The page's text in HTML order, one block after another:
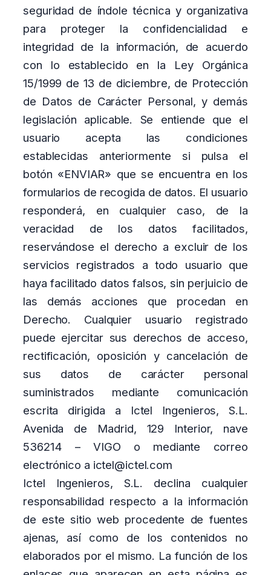
seguridad de índole técnica y organizativa
para proteger la confidencialidad e
integridad de la información, de acuerdo
con lo establecido en la Ley Orgánica
15/1999 de 13 de diciembre, de Protección
de Datos de Carácter Personal, y demás
legislación aplicable. Se entiende que el
usuario acepta las condiciones
establecidas anteriormente si pulsa el
botón «ENVIAR» que se encuentra en los
formularios de recogida de datos. El usuario
responderá, en cualquier caso, de la
veracidad de los datos facilitados,
reservándose el derecho a excluir de los
servicios registrados a todo usuario que
haya facilitado datos falsos, sin perjuicio de
las demás acciones que procedan en
Derecho. Cualquier usuario registrado
puede ejercitar sus derechos de acceso,
rectificación, oposición y cancelación de
sus datos de carácter personal
suministrados mediante comunicación
escrita dirigida a Ictel Ingenieros, S.L.
Avenida de Madrid, 129 Interior, nave
536214 – VIGO o mediante correo
electrónico a ictel@ictel.com
Ictel Ingenieros, S.L. declina cualquier
responsabilidad respecto a la información
de este sitio web procedente de fuentes
ajenas, así como de los contenidos no
elaborados por el mismo. La función de los